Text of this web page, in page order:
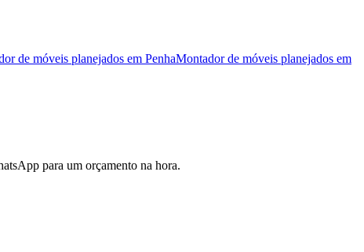
de móveis planejados em PenhaMontador de móveis planejados em
para um orçamento na hora.